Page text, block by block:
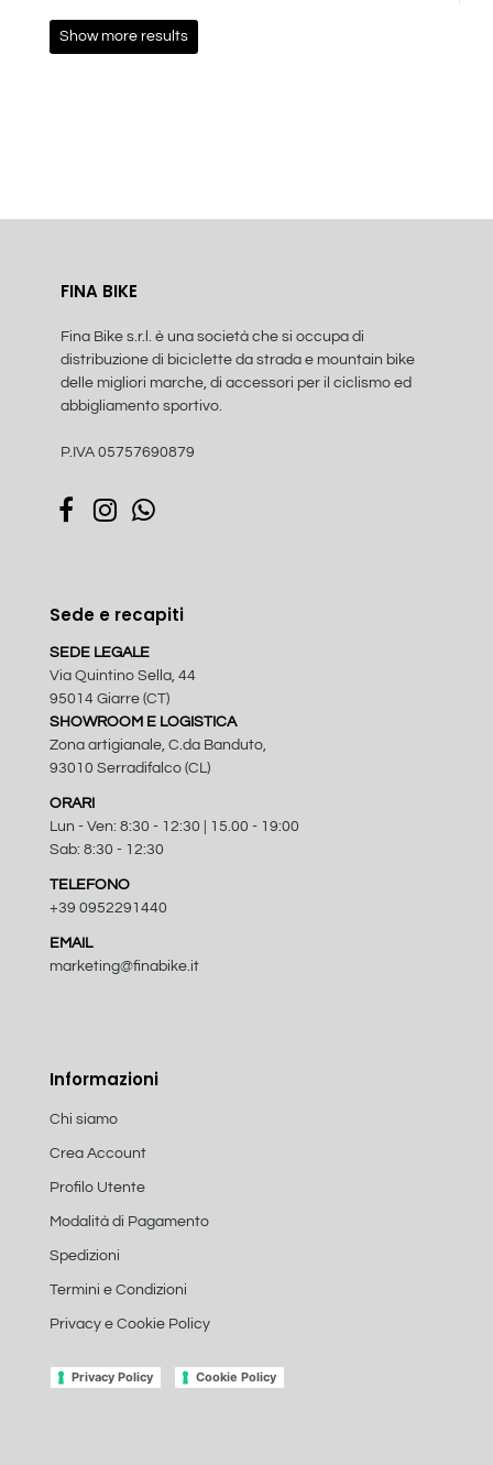
Show more results
FINA BIKE
Fina Bike s.r.l. è una società che si occupa di
distribuzione di biciclette da strada e mountain bike
delle migliori marche, di accessori per il ciclismo ed
abbigliamento sportivo.
P.IVA 05757690879
Sede e recapiti
SEDE LEGALE
Via Quintino Sella, 44
95014 Giarre (CT)
SHOWROOM E LOGISTICA
Zona artigianale, C.da Banduto,
93010 Serradifalco (CL)
ORARI
Lun - Ven: 8:30 - 12:30 | 15.00 - 19:00
Sab: 8:30 - 12:30
TELEFONO
+39 0952291440
EMAIL
marketing@finabike.it
Informazioni
Chi siamo
Crea Account
Profilo Utente
Modalità di Pagamento
Spedizioni
Termini e Condizioni
Privacy e Cookie Policy
Privacy Policy Cookie Policy